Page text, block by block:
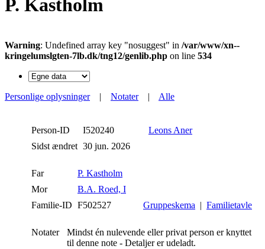
P. Kastholm
Warning: Undefined array key "nosuggest" in /var/www/xn--
kringelumslgten-7lb.dk/tng12/genlib.php on line 534
Personlige oplysninger| Notater| Alle
Person-ID I520240
Leons Aner
Sidst ændret 30 jun. 2026
Far
P. Kastholm
Mor
B.A. Roed, I
Familie-ID F502527 Gruppeskema | Familietavle
Notater
Mindst én nulevende eller privat person er knyttet
til denne note - Detaljer er udeladt.